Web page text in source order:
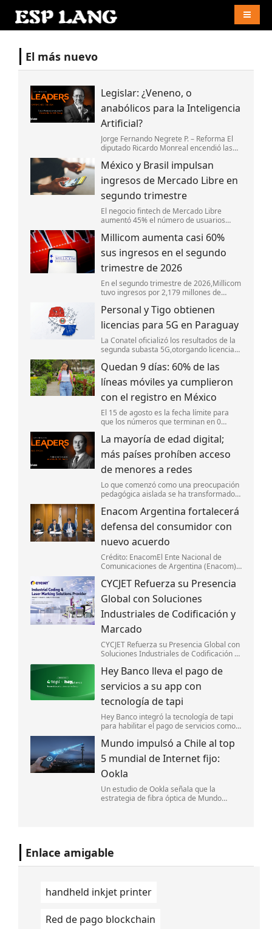
El más nuevo
Legislar: ¿Veneno, o
anabólicos para la Inteligencia
Artificial?
Jorge Fernando Negrete P. – Reforma El
diputado Ricardo Monreal encendió las
digital con el anuncio de su cruzada para
legislar la Inteligencia Artific
México y Brasil impulsan
ingresos de Mercado Libre en
segundo trimestre
El negocio fintech de Mercado Libre
aumentó 45% el número de usuarios
Brasil.
Millicom aumenta casi 60%
sus ingresos en el segundo
trimestre de 2026
En el segundo trimestre de 2026,Millicom
tuvo ingresos por 2,179 millones de
de activos de Telefónica,el aumento de
clientes móviles y el sólido desempeño
Personal y Tigo obtienen
licencias para 5G en Paraguay
La Conatel oficializó los resultados de la
segunda subasta 5G,otorgando licencias
Quedan 9 días: 60% de las
líneas móviles ya cumplieron
con el registro en México
El 15 de agosto es la fecha límite para
que los números que terminan en 0
suspendidas.
La mayoría de edad digital;
más países prohíben acceso
de menores a redes
Lo que comenzó como una preocupación
pedagógica aislada se ha transformado
actualidad,gobiernos de diversas
regiones están regulando “la mayoría de
e
Enacom Argentina fortalecerá
defensa del consumidor con
nuevo acuerdo
Crédito: EnacomEl Ente Nacional de
Comunicaciones de Argentina (Enacom)
Defensa del Consumidor y Lealtad
Comercial para optimizar la gestión de
reclamos d
CYCJET Refuerza su Presencia
Global con Soluciones
Industriales de Codificación y
Marcado
CYCJET Refuerza su Presencia Global con
Soluciones Industriales de Codificación y
Hey Banco lleva el pago de
servicios a su app con
tecnología de tapi
Hey Banco integró la tecnología de tapi
para habilitar el pago de servicios como
México.
Mundo impulsó a Chile al top
5 mundial de Internet fijo:
Ookla
Un estudio de Ookla señala que la
estrategia de fibra óptica de Mundo
Enlace amigable
handheld inkjet printer
Red de pago blockchain